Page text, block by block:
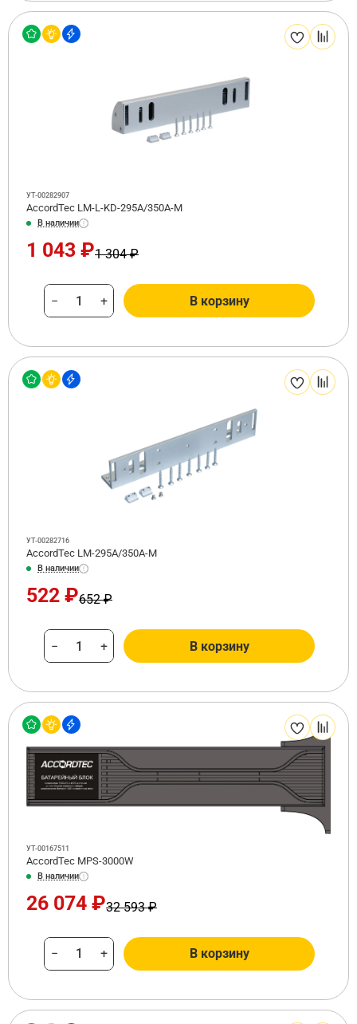
УТ-00282907
AccordTec LM-L-KD-295A/350A-M
В наличии
1 043 ₽1 304 ₽
− + В корзину
УТ-00282716
AccordTec LM-295A/350A-M
В наличии
522 ₽652 ₽
− + В корзину
УТ-00167511
AccordTec MPS-3000W
В наличии
26 074 ₽32 593 ₽
− + В корзину